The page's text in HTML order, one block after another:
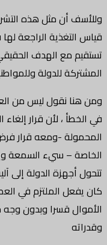
وللأسف أن مثل هذه
قياس التغذية الراجعة
تستقيم مع الهدف
المشتركة للدولة
ومن هنا نقول ليس من
في الخطأ ، لأن قرار
المحمولة -ومعه قرار
الخاصة – سيء السمعة
تتحول أجهزة الدولة إلى
كان يفعل الملتزم في
الأموال قسرا وبدون
وقدراته